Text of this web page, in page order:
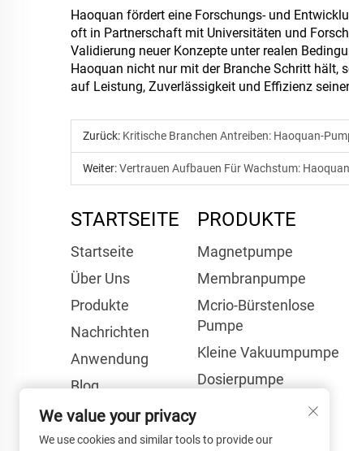
Haoquan fördert eine Forschungs- und
oft in Partnerschaft mit Universitäten und
Validierung neuer Konzepte unter realen
Haoquan nicht nur mit der Branche Schritt hält,
auf Leistung, Zuverlässigkeit und Effizienz
Zurück: Kritische Branchen Antreiben: Haoquan-
Weiter:Vertrauen Aufbauen Für Wachstum:
STARTSEITE
Startseite
Über Uns
Produkte
Nachrichten
Anwendung
Blog
Kontaktieren Sie
PRODUKTE
Magnetpumpe
Membranpumpe
Mcrio-Bürstenlose
Pumpe
Kleine Vakuumpumpe
Dosierpumpe
We value your privacy
We use cookies and similar tools to provide our